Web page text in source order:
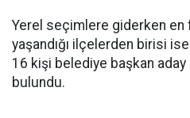
Yerel seçimlere giderken en
yaşandığı ilçelerden birisi ise
16 kişi belediye başkan aday
bulundu.